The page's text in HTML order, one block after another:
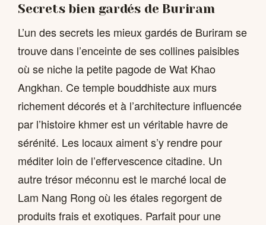
Secrets bien gardés de Buriram
L’un des secrets les mieux gardés de Buriram se
trouve dans l’enceinte de ses collines paisibles
où se niche la petite pagode de Wat Khao
Angkhan. Ce temple bouddhiste aux murs
richement décorés et à l’architecture influencée
par l’histoire khmer est un véritable havre de
sérénité. Les locaux aiment s’y rendre pour
méditer loin de l’effervescence citadine. Un
autre trésor méconnu est le marché local de
Lam Nang Rong où les étales regorgent de
produits frais et exotiques. Parfait pour une